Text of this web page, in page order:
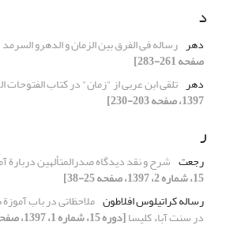
د
دهر رساله فی الفرق بین الزمان و الدهرو السرمد
صفحه 261-283]
دهر تلقی ابن عربی از "زمان" در کتاب الفتوحات
1397، صفحه 203-230]
ر
رجعت شرح و نقد دیدگاه صدرالمتألهین دربارة
15، شماره 2، 1397، صفحه 25-38]
رساله کراتیلوس افلاطون
در سنت آباء کلیسا[دوره 15، شماره 1، 1397، صفحه 5-23]